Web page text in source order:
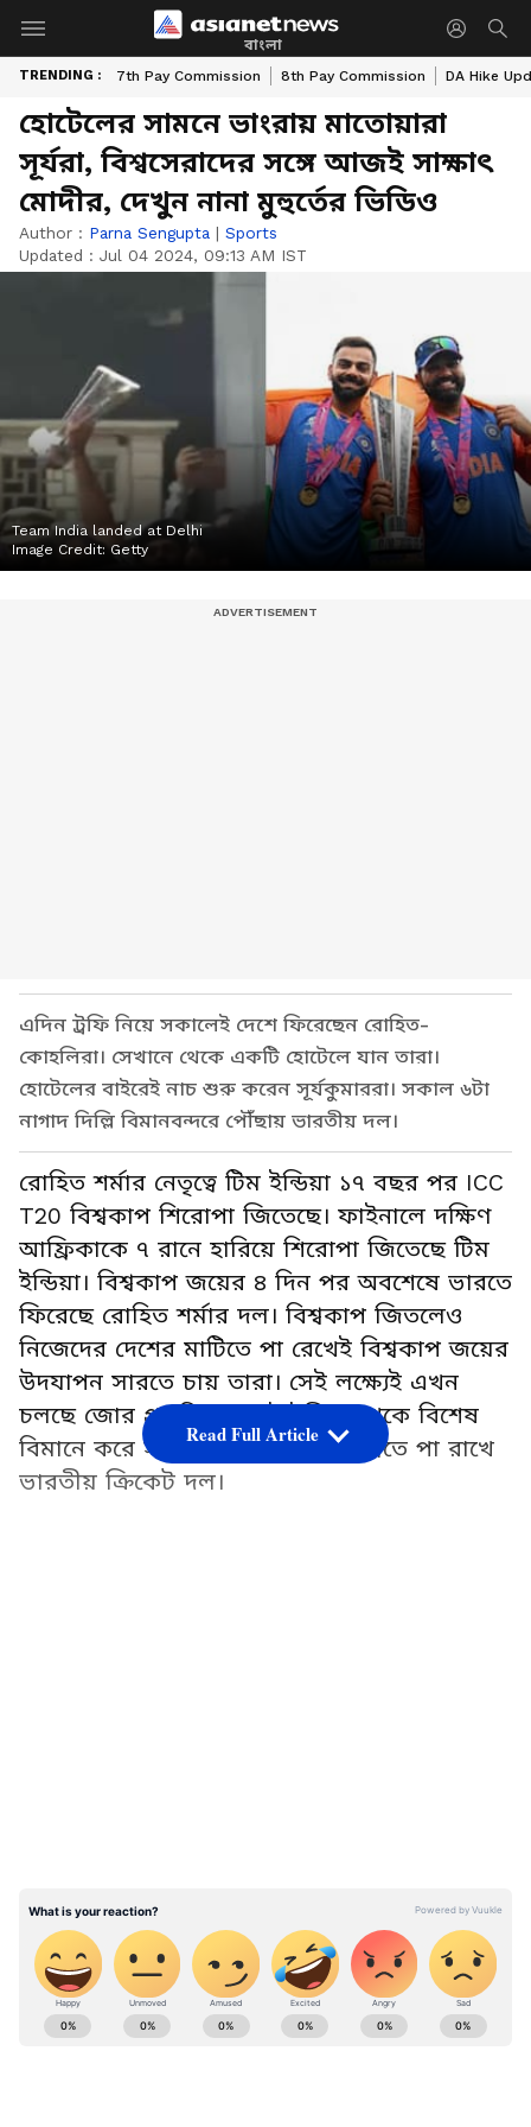
বাংলা
TRENDING : 7th Pay Commission 8th Pay Commission DA Hike
হোটেলের সামনে ভাংরায় মাতোয়ারা
সূর্যরা, বিশ্বসেরাদের সঙ্গে আজই সাক্ষাৎ
মোদীর, দেখুন নানা মুহুর্তের ভিডিও
Author : Parna Sengupta | Sports
Updated : Jul 04 2024, 09:13 AM IST
Team India landed at Delhi
Image Credit:Getty
এদিন ট্রফি নিয়ে সকালেই দেশে ফিরেছেন রোহিত-
কোহলিরা। সেখানে থেকে একটি হোটেলে যান তারা।
হোটেলের বাইরেই নাচ শুরু করেন সূর্যকুমাররা। সকাল ৬টা
নাগাদ দিল্লি বিমানবন্দরে পৌঁছায় ভারতীয় দল।
রোহিত শর্মার নেতৃত্বে টিম ইন্ডিয়া ১৭ বছর পর ICC
T20 বিশ্বকাপ শিরোপা জিতেছে। ফাইনালে দক্ষিণ
আফ্রিকাকে ৭ রানে হারিয়ে শিরোপা জিতেছে টিম
ইন্ডিয়া। বিশ্বকাপ জয়ের ৪ দিন পর অবশেষে ভারতে
ফিরেছে রোহিত শর্মার দল। বিশ্বকাপ জিতলেও
নিজেদের দেশের মাটিতে পা রেখেই বিশ্বকাপ জয়ের
উদযাপন সারতে চায় তারা। সেই লক্ষ্যেই এখন
চলছে জোর প্রস্তুতি। ওয়েস্ট ইন্ডিজ থেকে বিশেষ
বিমানে করে সকাল সাড়ে ৬ টায় দিল্লিতে পা রাখে
ভারতীয় ক্রিকেট দল।
Read Full Article
ABOUT THE AUTHOR